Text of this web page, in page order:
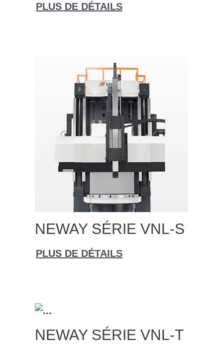
PLUS DE DÉTAILS
NEWAY SÉRIE VNL-S
PLUS DE DÉTAILS
NEWAY SÉRIE VNL-T